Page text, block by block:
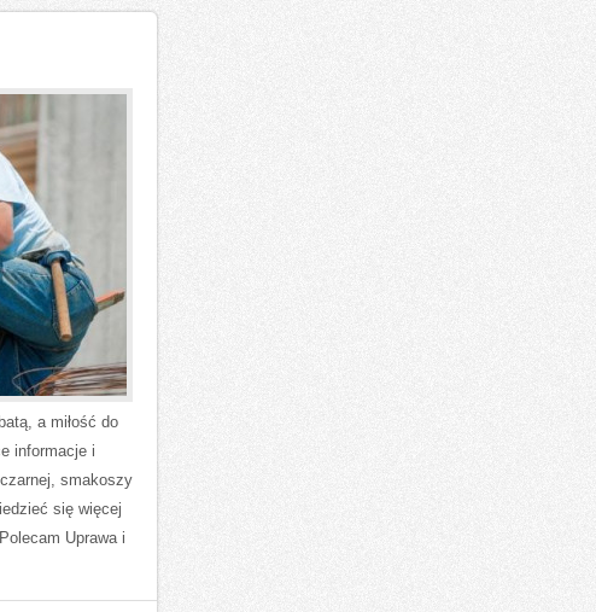
a miłość do
informacje i
smakoszy
się więcej
Uprawa i